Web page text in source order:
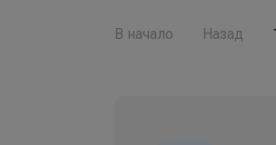
В начало Назад